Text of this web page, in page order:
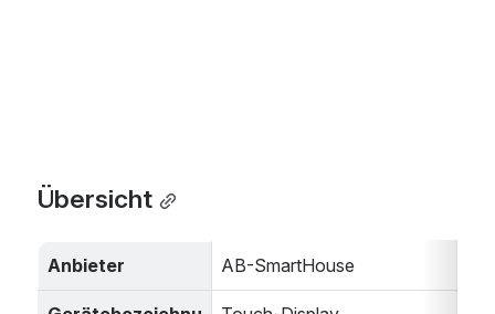
Übersicht
Anbieter AB-SmartHouse